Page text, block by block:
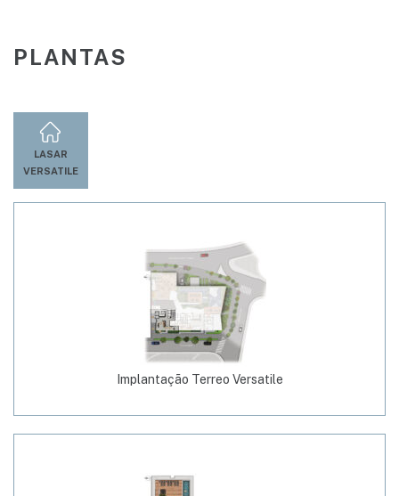
PLANTAS
LASAR
VERSATILE
Implantação Terreo Versatile